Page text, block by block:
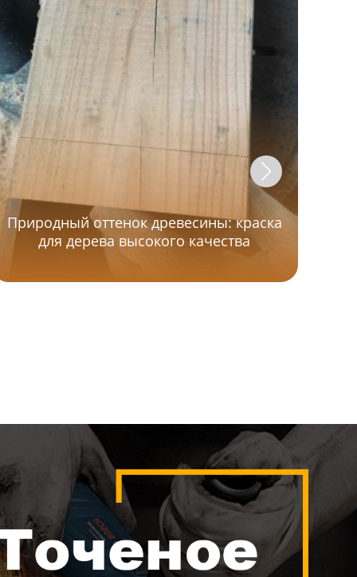
Природный оттенок древесины: краска
для дерева высокого качества